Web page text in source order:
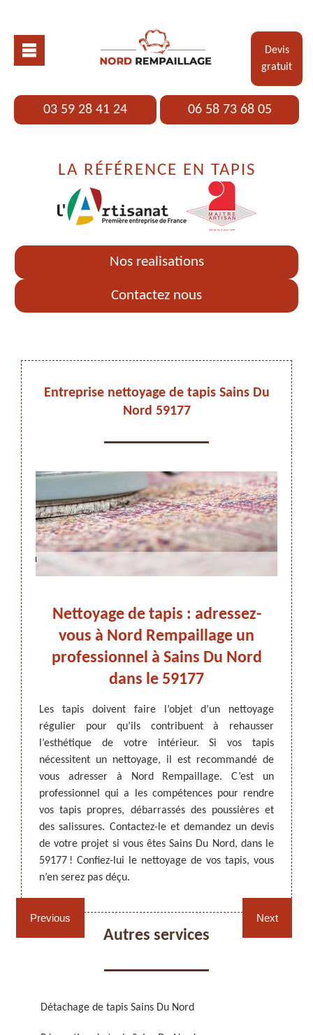
Devis
gratuit
03 59 28 41 24 06 58 73 68 05
LA RÉFÉRENCE EN TAPIS
Nos realisations
Contactez nous
ARTISAN DEZITTER , REMPAILLAGE -
CANNAGE - RECOLLAGE, 59 NORD
Rempaillage fauteuil,
chaises et sièges 59
Cannage fauteuil, chaises
et sièges 59
Entreprise nettoyage de tapis Sains Du
Nord 59177
Previous
le
qui
de
plus
devis
du
vous
Nettoyage de tapis : adressez-
vous à Nord Rempaillage un
professionnel à Sains Du Nord
dans le 59177
Les tapis doivent faire l’objet d’un nettoyage
régulier pour qu’ils contribuent à rehausser
l’esthétique de votre intérieur. Si vos tapis
nécessitent un nettoyage, il est recommandé de
vous adresser à Nord Rempaillage. C’est un
professionnel qui a les compétences pour rendre
vos tapis propres, débarrassés des poussières et
des salissures. Contactez-le et demandez un devis
de votre projet si vous êtes Sains Du Nord, dans le
59177 ! Confiez-lui le nettoyage de vos tapis, vous
n’en serez pas déçu.
Un
Un
le
qui
la
Next
Autres services
Détachage de tapis Sains Du Nord